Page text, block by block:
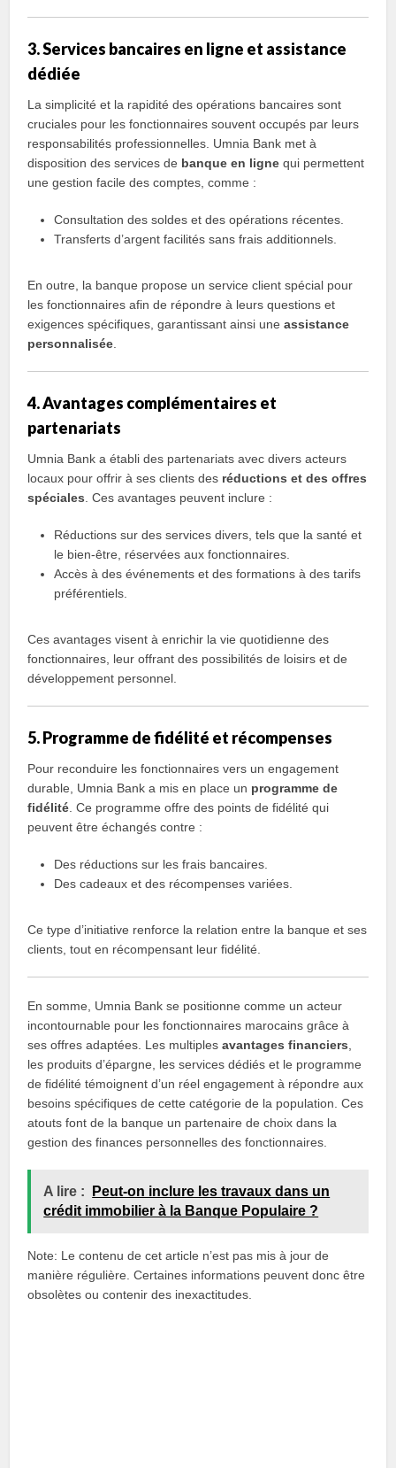
3. Services bancaires en ligne et assistance
dédiée
La simplicité et la rapidité des opérations bancaires sont
cruciales pour les fonctionnaires souvent occupés par leurs
responsabilités professionnelles. Umnia Bank met à
disposition des services de banque en ligne qui permettent
une gestion facile des comptes, comme :
Consultation des soldes et des opérations récentes.
Transferts d’argent facilités sans frais additionnels.
En outre, la banque propose un service client spécial pour
les fonctionnaires afin de répondre à leurs questions et
exigences spécifiques, garantissant ainsi uneassistance
personnalisée
4. Avantages complémentaires et
partenariats
Umnia Bank a établi des partenariats avec divers acteurs
locaux pour offrir à ses clients des réductions et des offres
spéciales . Ces avantages peuvent inclure :
Réductions sur des services divers, tels que la santé et
le bien-être, réservées aux fonctionnaires.
Accès à des événements et des formations à des tarifs
préférentiels.
Ces avantages visent à enrichir la vie quotidienne des
fonctionnaires, leur offrant des possibilités de loisirs et de
développement personnel.
5. Programme de fidélité et récompenses
Pour reconduire les fonctionnaires vers un engagement
durable, Umnia Bank a mis en place un programme de
fidélité . Ce programme offre des points de fidélité qui
peuvent être échangés contre :
Des réductions sur les frais bancaires.
Des cadeaux et des récompenses variées.
Ce type d’initiative renforce la relation entre la banque et ses
clients, tout en récompensant leur fidélité.
En somme, Umnia Bank se positionne comme un acteur
incontournable pour les fonctionnaires marocains grâce à
ses offres adaptées. Les multiplesavantages financiers
les produits d’épargne, les services dédiés et le programme
de fidélité témoignent d’un réel engagement à répondre aux
besoins spécifiques de cette catégorie de la population. Ces
atouts font de la banque un partenaire de choix dans la
gestion des finances personnelles des fonctionnaires.
A lire :
Peut-on inclure les travaux dans un
crédit immobilier à la Banque Populaire ?
Note: Le contenu de cet article n’est pas mis à jour de
manière régulière. Certaines informations peuvent donc être
obsolètes ou contenir des inexactitudes.